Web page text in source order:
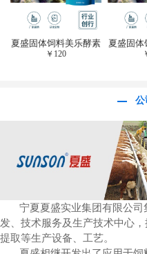
夏盛固体饲料美乐酵素
(水产海参海胆专
￥ 120
夏盛固体
(水产
公
宁夏夏盛实业集团有限公司
发、技术服务及生产技术中心
提取等生产设备、工艺。